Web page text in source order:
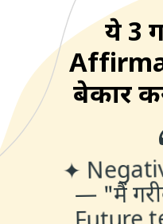
✦
— "मैं
ये 3
बेकार